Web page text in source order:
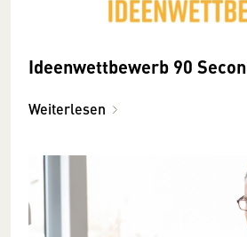
Ideenwettbewerb 90
Weiterlesen